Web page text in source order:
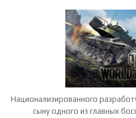
Национализированного
сыну одного из главных